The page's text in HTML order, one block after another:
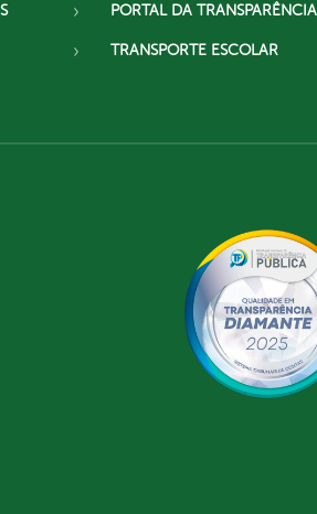
PORTAL DA TRANSPARÊNCIA
TRANSPORTE ESCOLAR